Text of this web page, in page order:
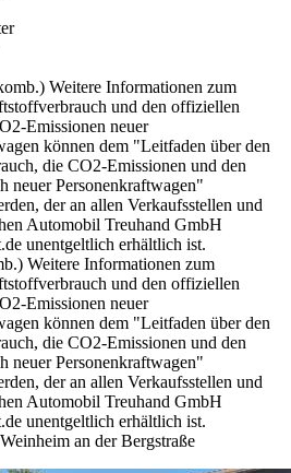
Weitere Informationen zum
und den offiziellen
Emissionen neuer
können dem "Leitfaden über den
die CO2-Emissionen und den
neuer Personenkraftwagen"
der an allen Verkaufsstellen und
Automobil Treuhand GmbH
unentgeltlich erhältlich ist.
Weitere Informationen zum
und den offiziellen
Emissionen neuer
können dem "Leitfaden über den
die CO2-Emissionen und den
neuer Personenkraftwagen"
der an allen Verkaufsstellen und
Automobil Treuhand GmbH
unentgeltlich erhältlich ist.
an der Bergstraße